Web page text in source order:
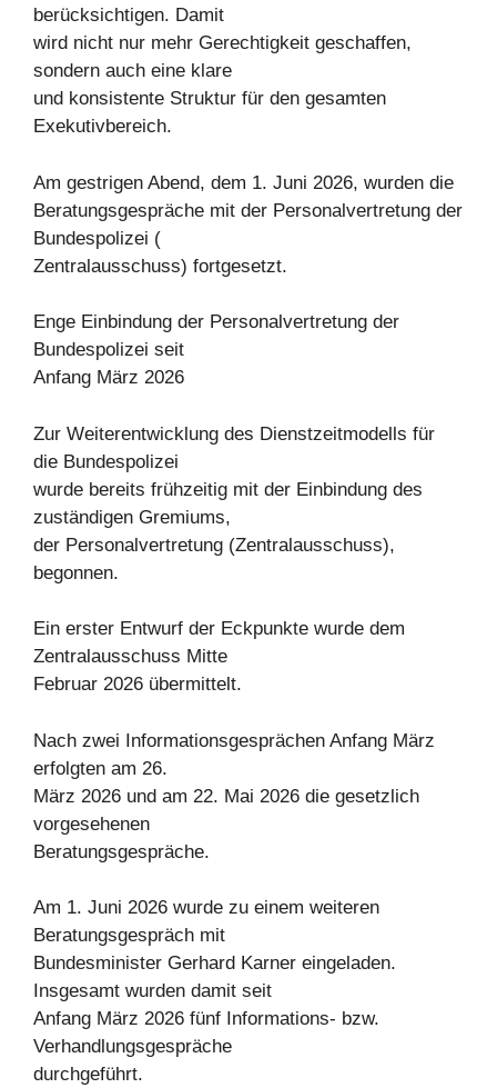
berücksichtigen. Damit
wird nicht nur mehr Gerechtigkeit geschaffen,
sondern auch eine klare
und konsistente Struktur für den gesamten
Exekutivbereich.
Am gestrigen Abend, dem 1. Juni 2026, wurden die
Beratungsgespräche mit der Personalvertretung der
Bundespolizei (
Zentralausschuss) fortgesetzt.
Enge Einbindung der Personalvertretung der
Bundespolizei seit
Anfang März 2026
Zur Weiterentwicklung des Dienstzeitmodells für
die Bundespolizei
wurde bereits frühzeitig mit der Einbindung des
zuständigen Gremiums,
der Personalvertretung (Zentralausschuss),
begonnen.
Ein erster Entwurf der Eckpunkte wurde dem
Zentralausschuss Mitte
Februar 2026 übermittelt.
Nach zwei Informationsgesprächen Anfang März
erfolgten am 26.
März 2026 und am 22. Mai 2026 die gesetzlich
vorgesehenen
Beratungsgespräche.
Am 1. Juni 2026 wurde zu einem weiteren
Beratungsgespräch mit
Bundesminister Gerhard Karner eingeladen.
Insgesamt wurden damit seit
Anfang März 2026 fünf Informations- bzw.
Verhandlungsgespräche
durchgeführt.